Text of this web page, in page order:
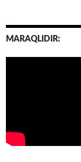
MARAQLIDIR: